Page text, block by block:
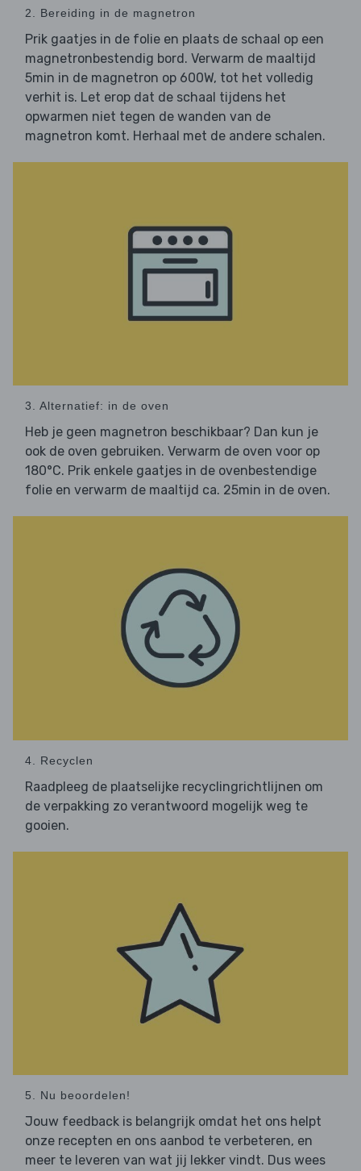
2. Bereiding in de magnetron
Prik gaatjes in de folie en plaats de schaal op een
magnetronbestendig bord. Verwarm de maaltijd
5min in de magnetron op 600W, tot het volledig
verhit is. Let erop dat de schaal tijdens het
opwarmen niet tegen de wanden van de
magnetron komt. Herhaal met de andere schalen.
3. Alternatief: in de oven
Heb je geen magnetron beschikbaar? Dan kun je
ook de oven gebruiken. Verwarm de oven voor op
180°C. Prik enkele gaatjes in de ovenbestendige
folie en verwarm de maaltijd ca. 25min in de oven.
4. Recyclen
Raadpleeg de plaatselijke recyclingrichtlijnen om
de verpakking zo verantwoord mogelijk weg te
gooien.
5. Nu beoordelen!
Jouw feedback is belangrijk omdat het ons helpt
onze recepten en ons aanbod te verbeteren, en
meer te leveren van wat jij lekker vindt. Dus wees